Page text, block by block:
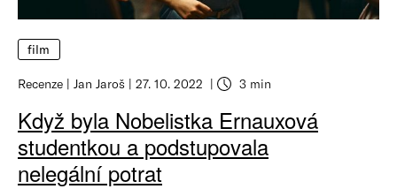
film
Recenze Jan Jaroš 27. 10. 2022 3 min
Když byla Nobelistka Ernauxová
studentkou a podstupovala
nelegální potrat